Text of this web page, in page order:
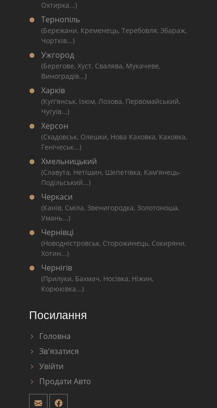
Охтирка...)
Тернопіль
(Бережани, Кременець, Теребовля, Збараж,
Чортків...)
Ужгород
(Берегове, Хуст, Свалява, Мукачеве,
Виноградів...)
Харків
(Куп'янськ, Ізюм, Лозова, Первомайський,
Чугуїв...)
Херсон
(Скадовськ, Олешки, Нова Каховка, Каховка,
Генічеськ...)
Хмельницький
(Славута, Нетішин, Шепетівка, Кам'янець-
Подільський...)
Черкаси
(Канів, Сміла, Звенигородка, Золотоноша,
Умань...)
Чернівці
(Новодністровськ, Сторожинець, Сокиряни,
Хотин...)
Чернігів
(Прилуки, Бахмач, Носівка, Ніжин,
Корюківка...)
Посилання
Головна
Зв'язатися
Увійти
Продати Авто